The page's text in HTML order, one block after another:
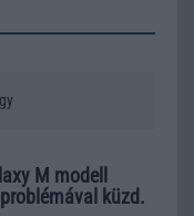
M modell
küzd.